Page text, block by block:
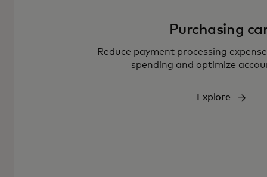
Purchasing
Reduce payment processing
spending and optimize
Explore